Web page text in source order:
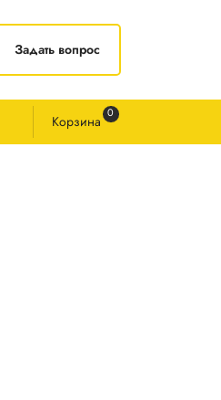
Задать вопрос
Корзина 0